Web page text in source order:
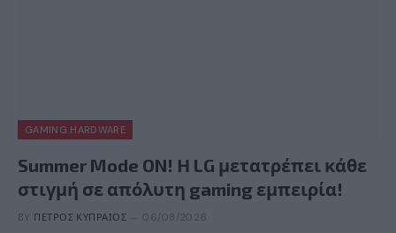
GAMING HARDWARE
Summer Mode ON! Η LG μετατρέπει κάθε
στιγμή σε απόλυτη gaming εμπειρία!
BY ΠΈΤΡΟΣ ΚΥΠΡΑΊΟΣ 06/08/2026